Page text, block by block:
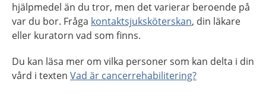
hjälpmedel än du tror, men det varierar beroende på
var du bor. Fråga kontaktsjuksköterskan, din läkare
eller kuratorn vad som finns.
Du kan läsa mer om vilka personer som kan delta i din
vård i texten Vad är cancerrehabilitering?